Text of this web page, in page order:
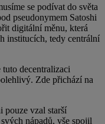
se podívat do světa
pseudonymem Satoshi
digitální měnu, která
institucích, tedy centrální
decentralizaci
Zde přichází na
pouze vzal starší
nápadů, vše spojil